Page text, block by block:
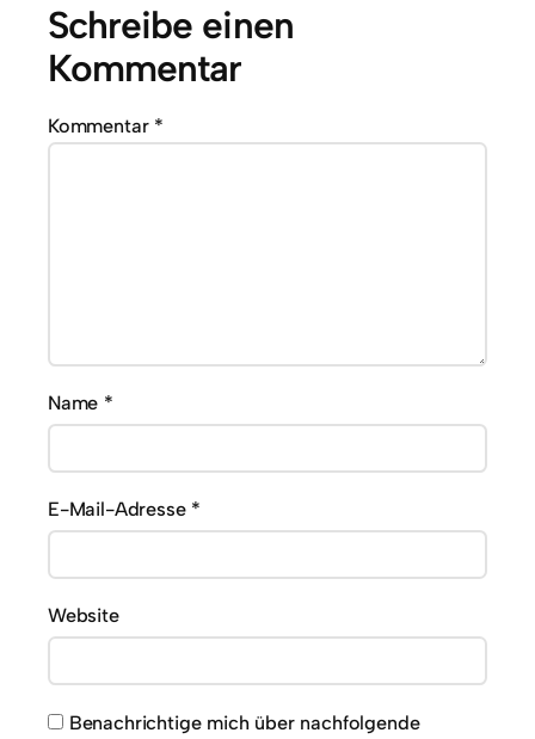
Schreibe einen
Kommentar
Kommentar *
Name *
E-Mail-Adresse *
Website
Benachrichtige mich über nachfolgende